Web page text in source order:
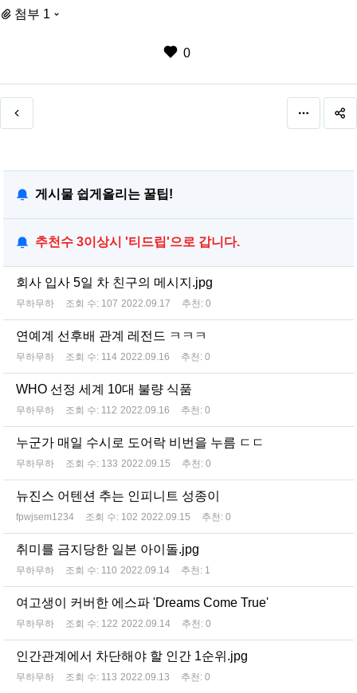
첨부 1
0
게시물 쉽게올리는 꿀팁!
추천수 3이상시 '티드립'으로 갑니다.
회사 입사 5일 차 친구의 메시지.jpg
무하무하 조회 수: 107 2022.09.17 추천: 0
연예계 선후배 관계 레전드 ㅋㅋㅋ
무하무하 조회 수: 114 2022.09.16 추천: 0
WHO 선정 세계 10대 불량 식품
무하무하 조회 수: 112 2022.09.16 추천: 0
누군가 매일 수시로 도어락 비번을 누름 ㄷㄷ
무하무하 조회 수: 133 2022.09.15 추천: 0
뉴진스 어텐션 추는 인피니트 성종이
fpwjsem1234 조회 수: 102 2022.09.15 추천: 0
취미를 금지당한 일본 아이돌.jpg
무하무하 조회 수: 110 2022.09.14 추천: 1
여고생이 커버한 에스파 'Dreams Come True'
무하무하 조회 수: 122 2022.09.14 추천: 0
인간관계에서 차단해야 할 인간 1순위.jpg
무하무하 조회 수: 113 2022.09.13 추천: 0